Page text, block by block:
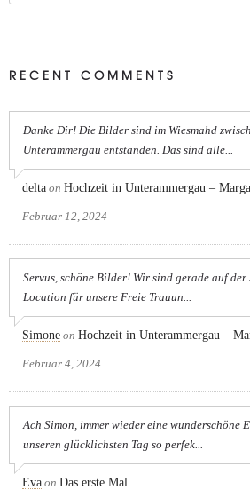
RECENT COMMENTS
Danke Dir! Die Bilder sind im Wiesmahd
Unterammergau entstanden. Das sind alle...
delta on Hochzeit in Unterammergau –
Februar 12, 2024
Servus, schöne Bilder! Wir sind gerade auf der
Location für unsere Freie Trauun...
Simone on Hochzeit in Unterammergau –
Februar 4, 2024
Ach Simon, immer wieder eine wunderschöne
unseren glücklichsten Tag so perfek...
Eva on Das erste Mal…